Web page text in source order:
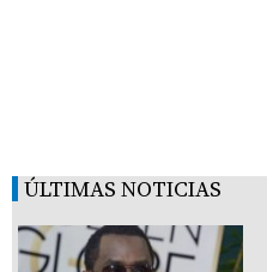
ÚLTIMAS NOTICIAS